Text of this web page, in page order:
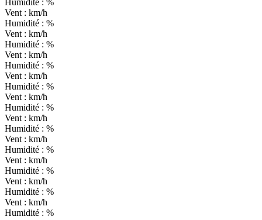
Humidité : %
Vent : km/h
Humidité : %
Vent : km/h
Humidité : %
Vent : km/h
Humidité : %
Vent : km/h
Humidité : %
Vent : km/h
Humidité : %
Vent : km/h
Humidité : %
Vent : km/h
Humidité : %
Vent : km/h
Humidité : %
Vent : km/h
Humidité : %
Vent : km/h
Humidité : %